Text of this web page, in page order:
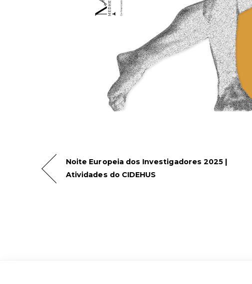
Noite Europeia dos Investigadores 2025 |
Atividades do CIDEHUS